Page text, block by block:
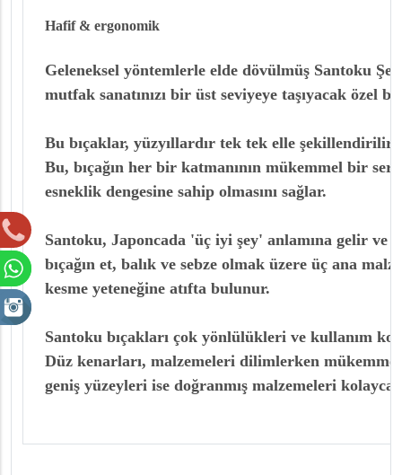
Hafif & ergonomik
Geleneksel yöntemlerle elde dövülmüş Santoku Şef
mutfak sanatınızı bir üst seviyeye taşıyacak özel
Bu bıçaklar, yüzyıllardır tek tek elle şekillendirilir
Bu, bıçağın her bir katmanının mükemmel bir
esneklik dengesine sahip olmasını sağlar.
Santoku, Japoncada 'üç iyi şey' anlamına gelir ve
bıçağın et, balık ve sebze olmak üzere üç ana
kesme yeteneğine atıfta bulunur.
Santoku bıçakları çok yönlülükleri ve kullanım
Düz kenarları, malzemeleri dilimlerken
geniş yüzeyleri ise doğranmış malzemeleri kolayca